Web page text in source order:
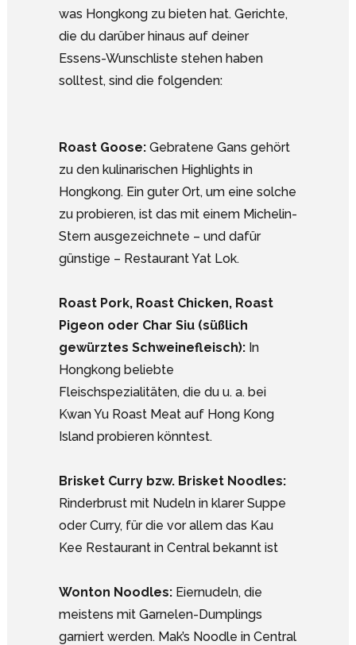
was Hongkong zu bieten hat. Gerichte,
die du darüber hinaus auf deiner
Essens-Wunschliste stehen haben
solltest, sind die folgenden:
Roast Goose: Gebratene Gans gehört
zu den kulinarischen Highlights in
Hongkong. Ein guter Ort, um eine solche
zu probieren, ist das mit einem Michelin-
Stern ausgezeichnete – und dafür
günstige – Restaurant Yat Lok.
Roast Pork, Roast Chicken, Roast
Pigeon oder Char Siu (süßlich
gewürztes Schweinefleisch): In
Hongkong beliebte
Fleischspezialitäten, die du u. a. bei
Kwan Yu Roast Meat auf Hong Kong
Island probieren könntest.
Brisket Curry bzw. Brisket Noodles:
Rinderbrust mit Nudeln in klarer Suppe
oder Curry, für die vor allem das Kau
Kee Restaurant in Central bekannt ist
Wonton Noodles: Eiernudeln, die
meistens mit Garnelen-Dumplings
garniert werden. Mak’s Noodle in Central